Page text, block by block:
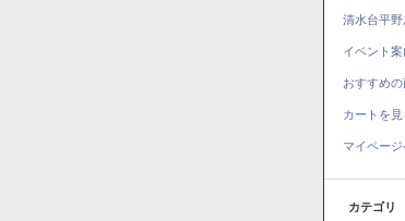
清水台平野
イベント案
おすすめの
カートを見
マイページ
カテゴリ